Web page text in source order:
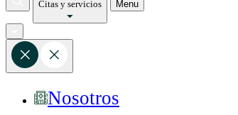
Citas y servicios Menu
Nosotros